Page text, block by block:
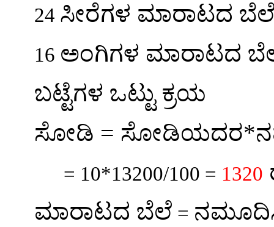
24 ಸೀರೆಗಳ ಮಾರಾಟದ
16 ಅಂಗಿಗಳ ಮಾರಾಟದ
ಬಟ್ಟೆಗಳ ಒಟ್ಟು ಕ್ರಯ
ಸೋಡಿ =
= 10*13200/100 = 1320
ಮಾರಾಟದ ಬೆಲೆ =